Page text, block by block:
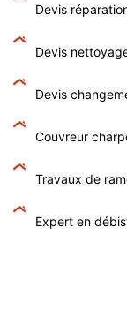
Devis
Devis
Devis
Couvreur
Travaux de
Expert en